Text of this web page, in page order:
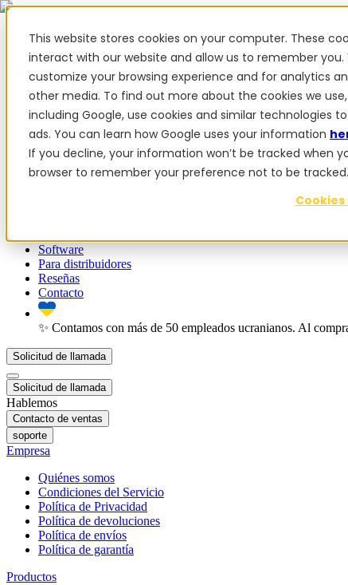
This website stores cookies on your computer. These
interact with our website and allow us to remember
customize your browsing experience and for analytics
other media. To find out more about the cookies we
including Google, use cookies and similar
ads. You can learn how Google uses your information
If you decline, your information won’t be tracked when
browser to remember your preference not to be tracked.
✨ Contamos con más de 50 empleados ucranianos. Al
Productos
Productos
PowerSteer™PowerSteer ReadyPowerGuide Kit de
Software
Para distribuidores
Reseñas
Contacto
✨ Contamos con más de 50 empleados ucranianos. Al
Solicitud de llamada
Solicitud de llamada
Hablemos
Contacto de ventas
soporte
Empresa
Quiénes somos
Condiciones del Servicio
Política de Privacidad
Política de devoluciones
Política de envíos
Política de garantía
Productos